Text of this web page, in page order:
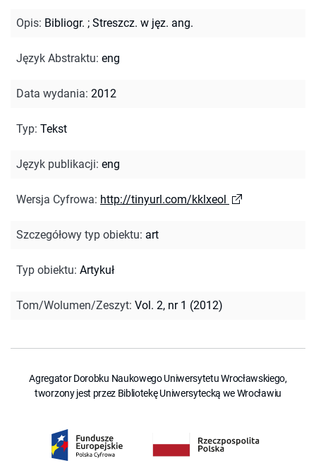
Opis: Bibliogr. ; Streszcz. w jęz. ang.
Język Abstraktu: eng
Data wydania: 2012
Typ: Tekst
Język publikacji: eng
Wersja Cyfrowa: http://tinyurl.com/kklxeol
Szczegółowy typ obiektu: art
Typ obiektu: Artykuł
Tom/Wolumen/Zeszyt: Vol. 2, nr 1 (2012)
Agregator Dorobku Naukowego Uniwersytetu Wrocławskiego,
tworzony jest przez Bibliotekę Uniwersytecką we Wrocławiu